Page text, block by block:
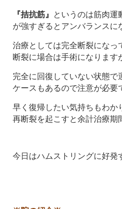
『拮抗筋』
というのは筋肉運
が強すぎるとアンバランスに
治療としては完全断裂になっ
断裂に場合は手術になります
完全に回復していない状態で
ケースもあるので注意が必要
早く復帰したい気持ちもわか
再断裂を起こすと余計治療期
今日はハムストリングに好発